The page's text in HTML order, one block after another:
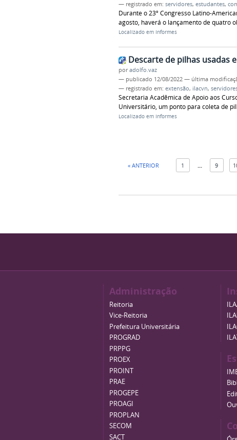
— registrado em: servidores, estudantes,
Durante o 23º Congresso Latino-
agosto, haverá o lançamento de quatro
Localizado em Informes
Descarte de pilhas usadas
poradolfo.vaz
— publicado 12/08/2022 — última
— registrado em: extensão, ilacvn,
Secretaria Acadêmica de Apoio aos
Universitário, um ponto para coleta de
Localizado em Informes
« ANTERIOR 1 9
Administração
Reitoria
Vice-Reitoria
Prefeitura Universitária
PROGRAD
PRPPG
PROEX
PROINT
PRAE
PROGEPE
PROAGI
PROPLAN
SECOM
SACT